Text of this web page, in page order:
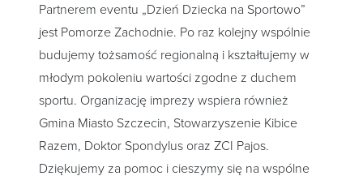
Partnerem eventu „Dzień Dziecka na Sportowo”
jest Pomorze Zachodnie. Po raz kolejny wspólnie
budujemy tożsamość regionalną i kształtujemy w
młodym pokoleniu wartości zgodne z duchem
sportu. Organizację imprezy wspiera również
Gmina Miasto Szczecin, Stowarzyszenie Kibice
Razem, Doktor Spondylus oraz ZCI Pajos.
Dziękujemy za pomoc i cieszymy się na wspólne